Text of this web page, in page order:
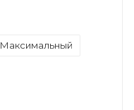
Максимальный